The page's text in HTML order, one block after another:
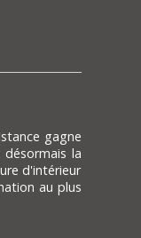
gagne
la
d'intérieur
au plus